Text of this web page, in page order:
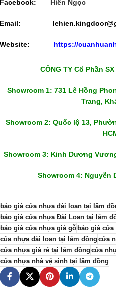
Facebook: Hiền Ngọc
Email:
Website: https://
CÔNG TY Cổ Phần
Showroom 1: 731 Lê Hồng
Trang,
Showroom 2: Quốc lộ 13,
Showroom 3: Kinh Dương
Showroom 4: Nguyễn
báo giá cửa nhựa đài loan tại lâm
báo giá cửa nhựa Đài Loan tại lâm
báo giá cửa nhựa giả gỗbáo giá
của nhựa đài loan tại lâm đồng cửa
cửa nhựa giá rẻ tại lâm đồng cửa
cửa nhựa nhà vệ sinh tại lâm đồng